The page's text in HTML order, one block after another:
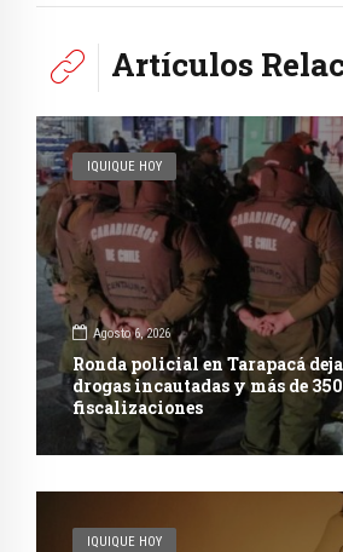
Artículos
IQUIQUE HOY
Agosto 6, 2026
Ronda policial en Tarapacá
drogas incautadas y más de 350
fiscalizaciones
IQUIQUE HOY